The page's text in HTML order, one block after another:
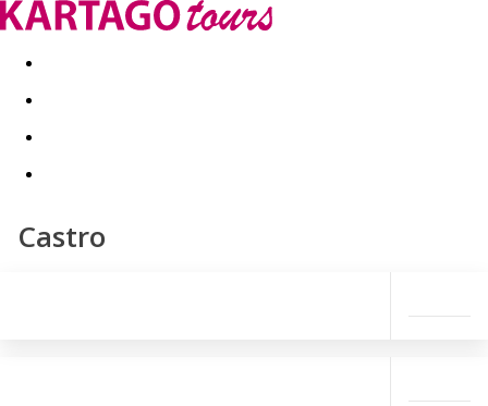
Last minute Dovolenkové kluby
Castro